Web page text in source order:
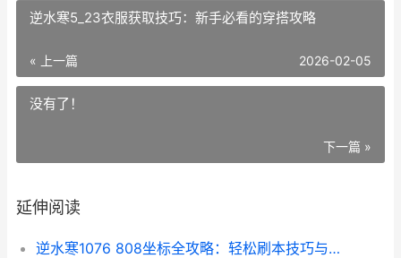
逆水寒5_23衣服获取技巧：新手必看的穿搭攻略
« 上一篇 2026-02-05
没有了！
下一篇 »
延伸阅读
逆水寒1076 808坐标全攻略：轻松刷本技巧与隐藏宝藏揭秘